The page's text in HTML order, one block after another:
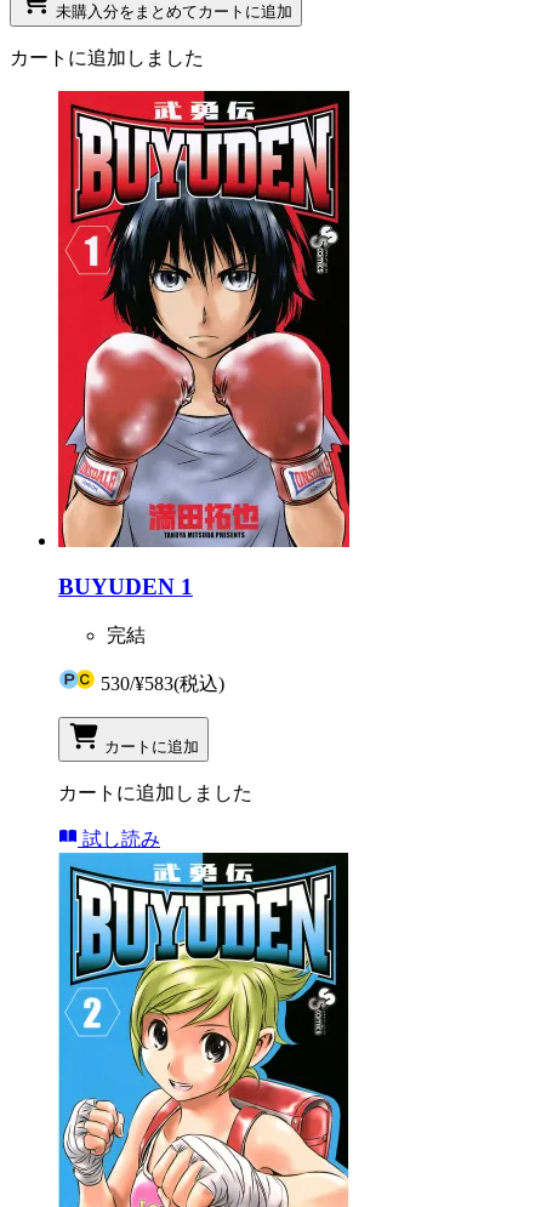
未購入分をまとめてカートに追加
カートに追加しました
BUYUDEN 1
完結
530/¥583(税込)
カートに追加
カートに追加しました
試し読み